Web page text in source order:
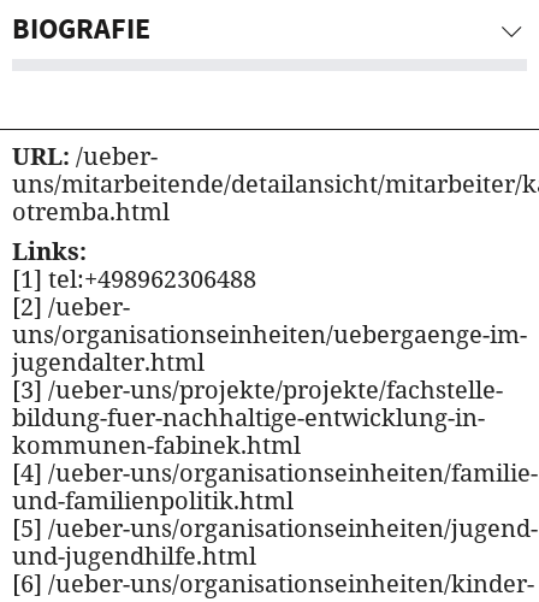
BIOGRAFIE
URL: /ueber-
uns/mitarbeitende/detailansicht/mitarbeiter/
otremba.html
Links:
[1] tel:+498962306488
[2] /ueber-
uns/organisationseinheiten/uebergaenge-im-
jugendalter.html
[3] /ueber-uns/projekte/projekte/fachstelle-
bildung-fuer-nachhaltige-entwicklung-in-
kommunen-fabinek.html
[4] /ueber-uns/organisationseinheiten/familie-
und-familienpolitik.html
[5] /ueber-uns/organisationseinheiten/jugend-
und-jugendhilfe.html
[6] /ueber-uns/organisationseinheiten/kinder-